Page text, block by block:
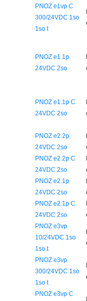
PNOZ e1vp C
300/24VDC 1so
1so t
PNOZ e1.1p
24VDC 2so
PNOZ e1.1p C
24VDC 2so
PNOZ e2.2p
24VDC 2so
PNOZ e2.2p C
24VDC 2so
PNOZ e2.1p
24VDC 2so
PNOZ e2.1p C
24VDC 2so
PNOZ e3vp
10/24VDC 1so
1so t
PNOZ e3vp
300/24VDC 1so
1so t
PNOZ e3vp C